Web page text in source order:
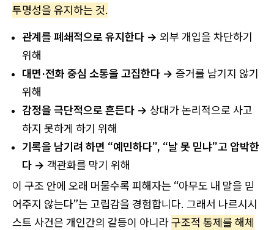
투명성을 유지하는 것.
관계를 폐쇄적으로 유지한다 → 외부 개입을 차단하기
위해
대면·전화 중심 소통을 고집한다 → 증거를 남기지 않기
위해
감정을 극단적으로 흔든다 → 상대가 논리적으로 사고
하지 못하게 하기 위해
기록을 남기려 하면 “예민하다”, “날 못 믿냐”고 압박한
다 → 객관화를 막기 위해
이 구조 안에 오래 머물수록 피해자는 “아무도 내 말을 믿
어주지 않는다”는 고립감을 경험합니다. 그래서 나르시시
스트 사건은 개인간의 갈등이 아니라구조적 통제를 해체